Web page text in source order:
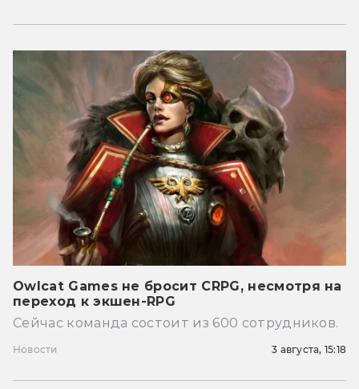
Owlcat Games не бросит CRPG, несмотря на
переход к экшен-RPG
Сейчас команда состоит из 600 сотрудников.
Новости 3 августа, 15:18